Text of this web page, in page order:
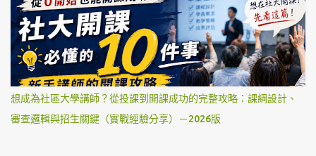
想成為社區大學講師？從投課到開課成功的完整攻略：課綱設計、
審查邏輯與招生關鍵（實戰經驗分享）－2026版